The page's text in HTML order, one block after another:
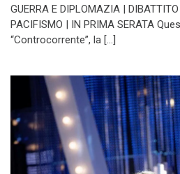
GUERRA E DIPLOMAZIA |
PACIFISMO | IN PRIMA SERATA
“Controcorrente”, la […]